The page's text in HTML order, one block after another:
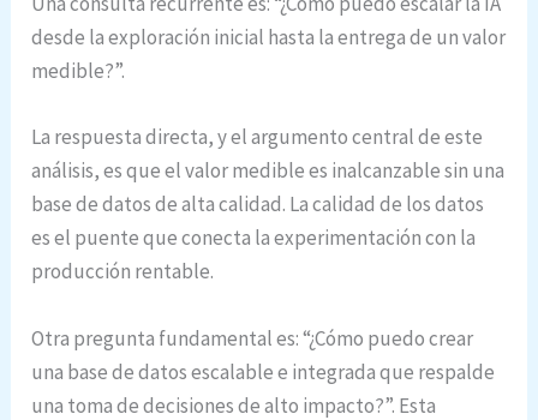
desde la exploración inicial hasta la entrega de un valor
medible?”.
La respuesta directa, y el argumento central de este
análisis, es que el valor medible es inalcanzable sin una
base de datos de alta calidad. La calidad de los datos
es el puente que conecta la experimentación con la
producción rentable.
Otra pregunta fundamental es: “¿Cómo puedo crear
una base de datos escalable e integrada que respalde
una toma de decisiones de alto impacto?”. Esta